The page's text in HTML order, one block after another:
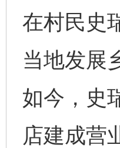
在村民史
当地发展
如今，史
店建成营